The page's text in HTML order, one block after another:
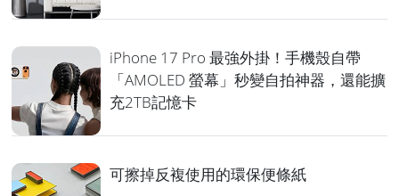
iPhone 17 Pro 最強外掛！手機殼自帶
「AMOLED 螢幕」秒變自拍神器，還能擴
充2TB記憶卡
可擦掉反複使用的環保便條紙